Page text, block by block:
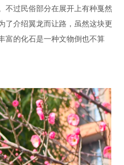
不过民俗部分在展开上有种戛然
了介绍翼龙而让路，虽然这块更
富的化石是一种文物倒也不算